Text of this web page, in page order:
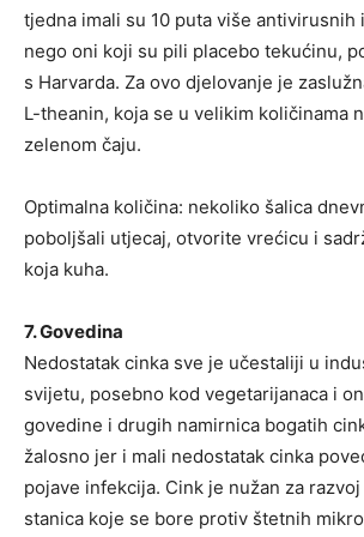
tjedna imali su 10 puta više
nego oni koji su pili placebo tekućinu,
s Harvarda. Za ovo djelovanje je
L-theanin, koja se u velikim količinama
zelenom čaju.
Optimalna količina: nekoliko šalica
poboljšali utjecaj, otvorite vrećicu i
koja kuha.
7. Govedina
Nedostatak cinka sve je učestaliji u
svijetu, posebno kod vegetarijanaca i
govedine i drugih namirnica bogatih
žalosno jer i mali nedostatak cinka
pojave infekcija. Cink je nužan za
stanica koje se bore protiv štetnih